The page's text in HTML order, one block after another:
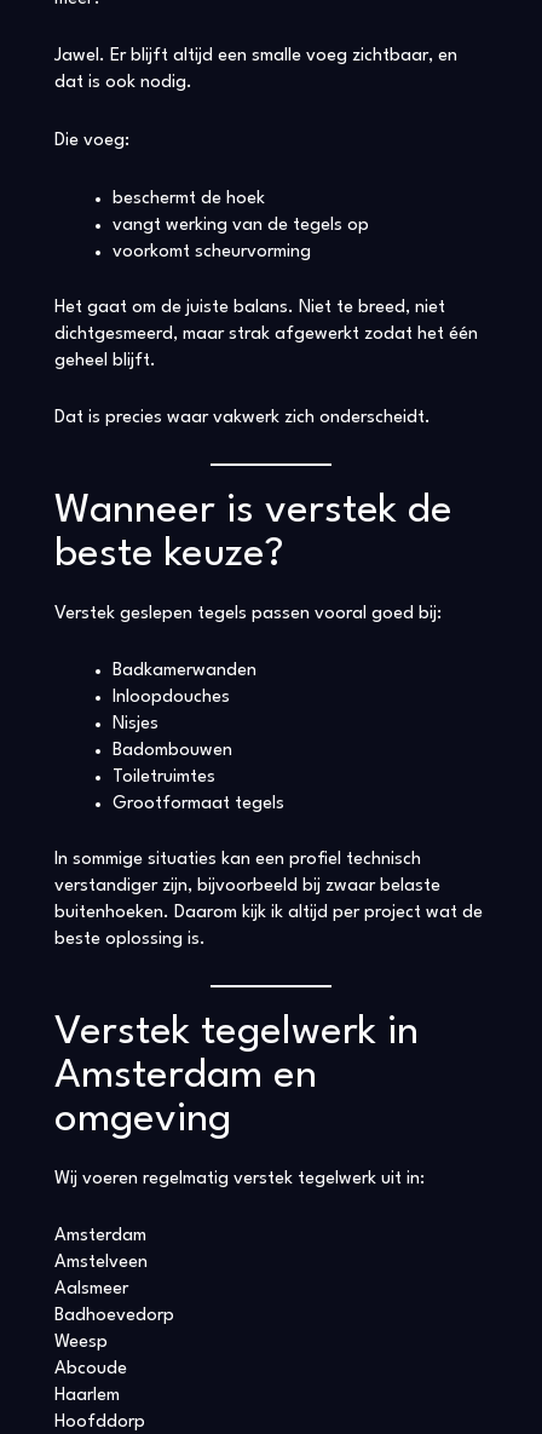
Jawel. Er blijft altijd een smalle voeg zichtbaar, en
dat is ook nodig.
Die voeg:
beschermt de hoek
vangt werking van de tegels op
voorkomt scheurvorming
Het gaat om de juiste balans. Niet te breed, niet
dichtgesmeerd, maar strak afgewerkt zodat het één
geheel blijft.
Dat is precies waar vakwerk zich onderscheidt.
Wanneer is verstek de
beste keuze?
Verstek geslepen tegels passen vooral goed bij:
Badkamerwanden
Inloopdouches
Nisjes
Badombouwen
Toiletruimtes
Grootformaat tegels
In sommige situaties kan een profiel technisch
verstandiger zijn, bijvoorbeeld bij zwaar belaste
buitenhoeken. Daarom kijk ik altijd per project wat de
beste oplossing is.
Verstek tegelwerk in
Amsterdam en
omgeving
Wij voeren regelmatig verstek tegelwerk uit in:
Amsterdam
Amstelveen
Aalsmeer
Badhoevedorp
Weesp
Abcoude
Haarlem
Hoofddorp